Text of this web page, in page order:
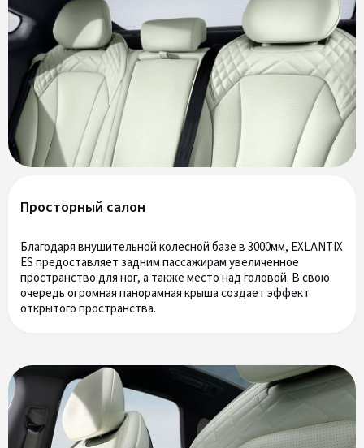
Просторный салон
Благодаря внушительной колесной базе в 3000мм, EXLANTIX
ES предоставляет задним пассажирам увеличенное
пространство для ног, а также место над головой. В свою
очередь огромная панорамная крыша создает эффект
открытого пространства.